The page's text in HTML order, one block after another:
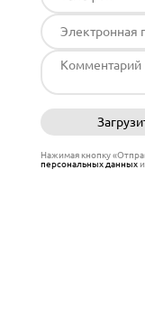
Нажимая кнопку
персональных данныхи